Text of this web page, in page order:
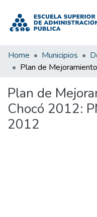
Home Municipios
Plan de
Chocó 2012:
2012